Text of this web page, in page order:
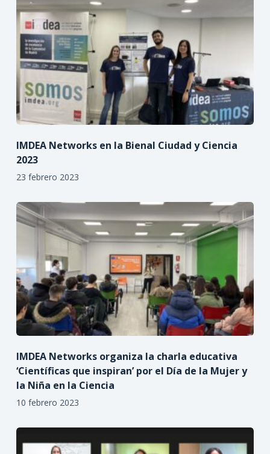
IMDEA Networks en la Bienal Ciudad y Ciencia
2023
23 febrero 2023
IMDEA Networks organiza la charla educativa
‘Científicas que inspiran’ por el Día de la Mujer y
la Niña en la Ciencia
10 febrero 2023